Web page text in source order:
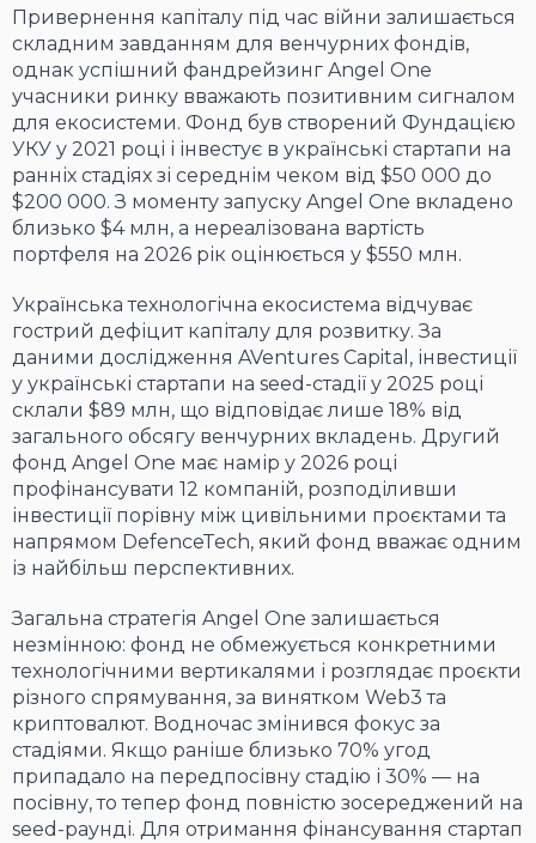
Привернення капіталу під час війни залишається
складним завданням для венчурних фондів,
однак успішний фандрейзинг Angel One
учасники ринку вважають позитивним сигналом
для екосистеми. Фонд був створений Фундацією
УКУ у 2021 році і інвестує в українські стартапи на
ранніх стадіях зі середнім чеком від $50 000 до
$200 000. З моменту запуску Angel One вкладено
близько $4 млн, а нереалізована вартість
портфеля на 2026 рік оцінюється у $550 млн.
Українська технологічна екосистема відчуває
гострий дефіцит капіталу для розвитку. За
даними дослідження AVentures Capital, інвестиції
у українські стартапи на seed-стадії у 2025 році
склали $89 млн, що відповідає лише 18% від
загального обсягу венчурних вкладень. Другий
фонд Angel One має намір у 2026 році
профінансувати 12 компаній, розподіливши
інвестиції порівну між цивільними проєктами та
напрямом DefenceTech, який фонд вважає одним
із найбільш перспективних.
Загальна стратегія Angel One залишається
незмінною: фонд не обмежується конкретними
технологічними вертикалями і розглядає проєкти
різного спрямування, за винятком Web3 та
криптовалют. Водночас змінився фокус за
стадіями. Якщо раніше близько 70% угод
припадало на передпосівну стадію і 30% — на
посівну, то тепер фонд повністю зосереджений на
seed-раунді. Для отримання фінансування стартап